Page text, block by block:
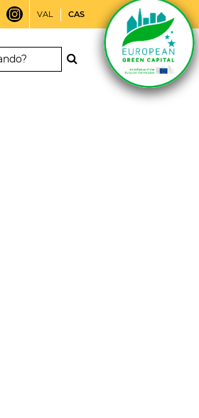
VAL CAS